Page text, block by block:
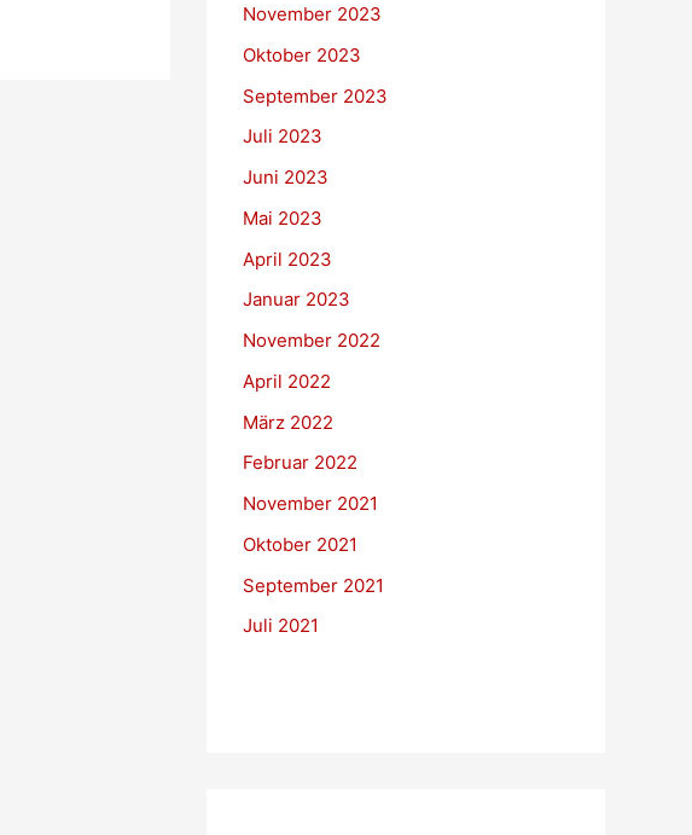
November 2023
Oktober 2023
September 2023
Juli 2023
Juni 2023
Mai 2023
April 2023
Januar 2023
November 2022
April 2022
März 2022
Februar 2022
November 2021
Oktober 2021
September 2021
Juli 2021